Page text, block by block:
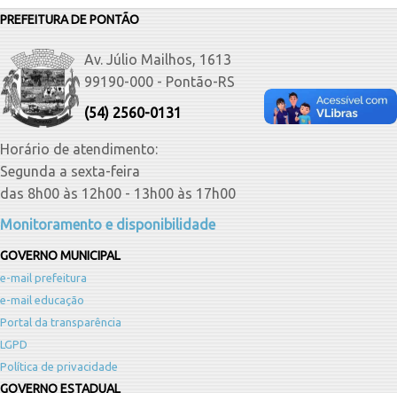
PREFEITURA DE PONTÃO
Av. Júlio Mailhos, 1613
99190-000 - Pontão-RS
(54) 2560-0131
Horário de atendimento:
Segunda a sexta-feira
das 8h00 às 12h00 - 13h00 às 17h00
Monitoramento e disponibilidade
GOVERNO MUNICIPAL
e-mail prefeitura
e-mail educação
Portal da transparência
LGPD
Política de privacidade
GOVERNO ESTADUAL